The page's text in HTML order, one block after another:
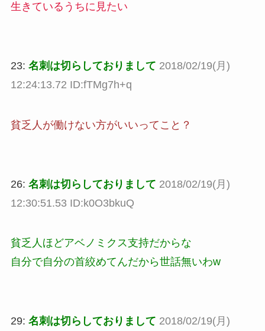
生きているうちに見たい
23: 名刺は切らしておりまして 2018/02/19(月)
12:24:13.72 ID:fTMg7h+q
貧乏人が働けない方がいいってこと？
26: 名刺は切らしておりまして 2018/02/19(月)
12:30:51.53 ID:k0O3bkuQ
貧乏人ほどアベノミクス支持だからな
自分で自分の首絞めてんだから世話無いわw
29: 名刺は切らしておりまして 2018/02/19(月)